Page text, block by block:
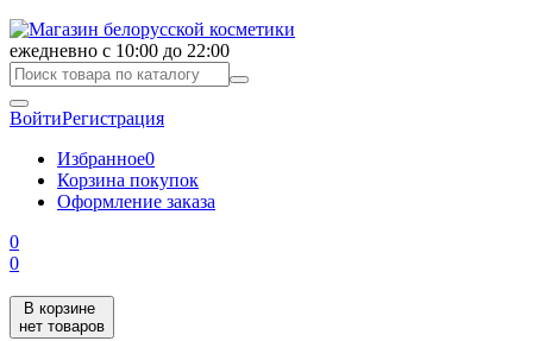
ежедневно с 10:00 до 22:00
ВойтиРегистрация
Избранное0
Корзина покупок
Оформление заказа
0
0
В корзине
нет товаров